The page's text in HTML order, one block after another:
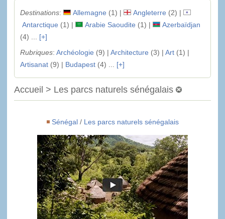
Destinations: Allemagne (1) | Angleterre (2) |
Antarctique (1) | Arabie Saoudite (1) |
Azerbaïdjan
(4) ... [+]
Rubriques: Archéologie (9) | Architecture (3) | Art(1) |
Artisanat(9) | Budapest(4) ... [+]
Accueil > Les parcs naturels sénégalais
Sénégal/ Les parcs naturels sénégalais